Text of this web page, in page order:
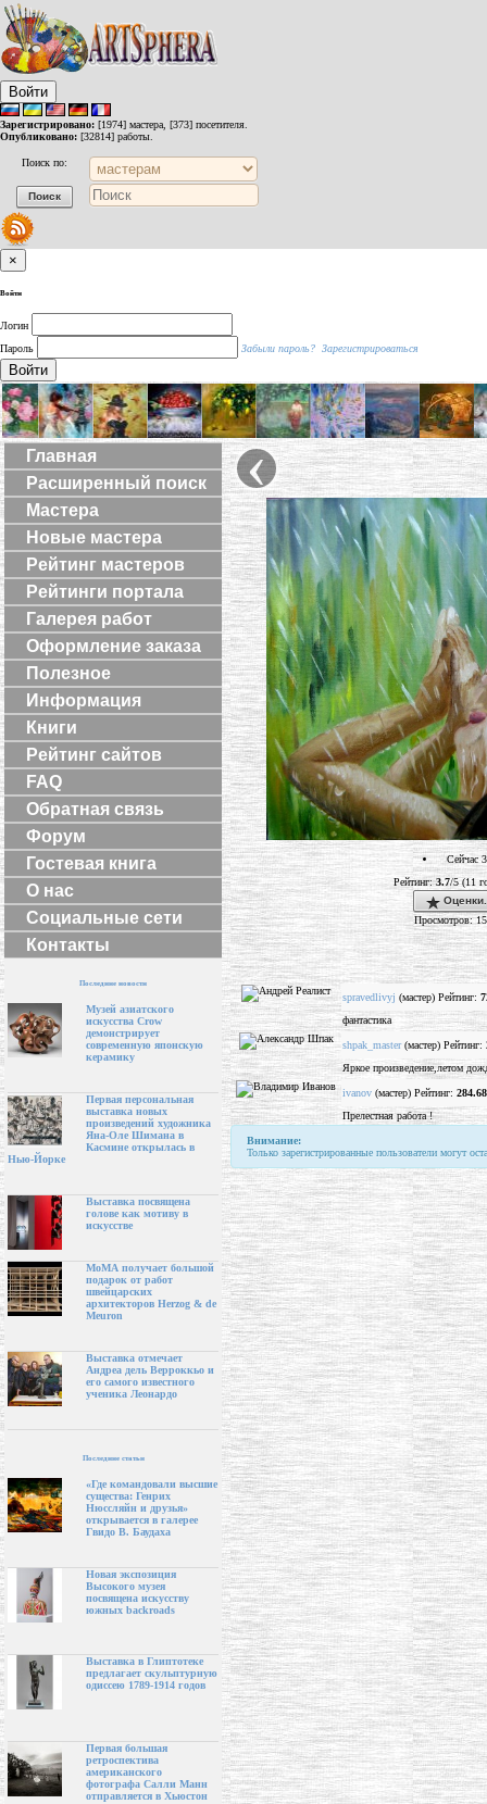
Войти
Зарегистрировано: [1974] мастера, [373] посетителя.
Опубликовано: [32814] работы.
Поиск по:
×
Войти
Логин
Пароль
Забыли пароль? Зарегистрироваться
Войти
Главная
Расширенный поиск
Мастера
Новые мастера
Рейтинг мастеров
Рейтинги портала
Галерея работ
Оформление заказа
Полезное
Информация
Книги
Рейтинг сайтов
FAQ
Обратная связь
Форум
Гостевая книга
О нас
Социальные сети
Контакты
Последние новости
Музей азиатского
искусства Crow
демонстрирует
современную японскую
керамику
Первая персональная
выставка новых
произведений художника
Яна-Оле Шимана в
Касмине открылась в
Нью-Йорке
Выставка посвящена
голове как мотиву в
искусстве
МоМА получает большой
подарок от работ
швейцарских
архитекторов Herzog & de
Meuron
Выставка отмечает
Андреа дель Верроккьо и
его самого известного
ученика Леонардо
Последние статьи
«Где командовали высшие
существа: Генрих
Нюссляйн и друзья»
открывается в галерее
Гвидо В. Баудаха
Новая экспозиция
Высокого музея
посвящена искусству
южных backroads
Выставка в Глиптотеке
предлагает скульптурную
одиссею 1789-1914 годов
Первая большая
ретроспектива
американского
фотографа Салли Манн
отправляется в Хьюстон
‹
Сейчас
Рейтинг:3.7/5 (11
Оценки.
Просмотров:
spravedlivyj (мастер) Рейтинг:
фантастика
shpak_master(мастер) Рейтинг:
Яркое произведение,летом
ivanov (мастер) Рейтинг: 284.68
Прелестная работа !
Внимание:
Только зарегистрированные пользователи могут